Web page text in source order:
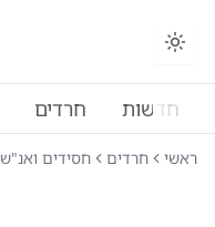
חדשות חרדים
ראשי חרדים חסידים ואנ"ש